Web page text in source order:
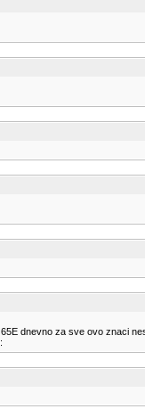
dnevno za sve ovo znaci